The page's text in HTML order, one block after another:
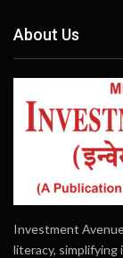
About Us
Investment
literacy,